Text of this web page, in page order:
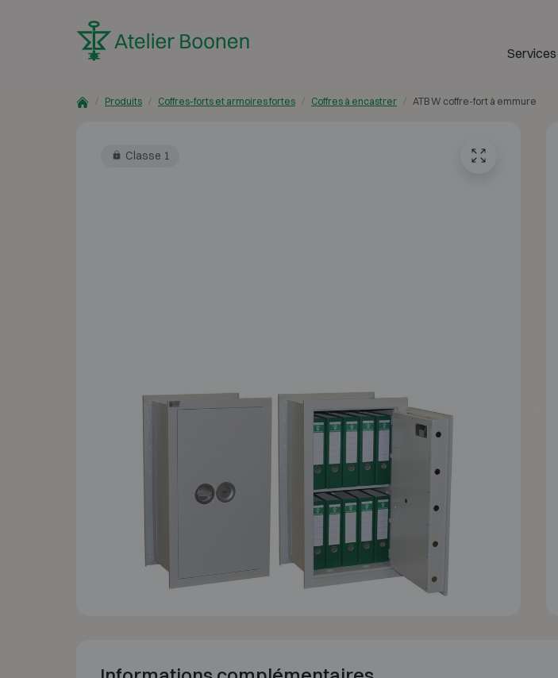
Services
Produits Coffres-forts et armoires fortes Coffres à encastrer ATB W coffre-fort à emmure
Classe 1